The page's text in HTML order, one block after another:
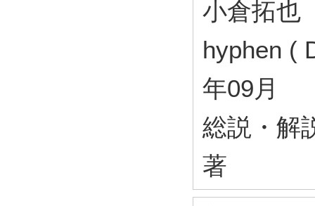
小倉拓也
hyphen (
年09月
総説・解
著